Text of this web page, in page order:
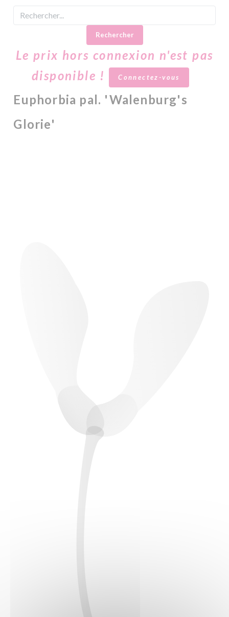
Rechercher
Le prix hors connexion n'est pas
disponible !
Connectez-vous
Euphorbia pal. 'Walenburg's
Glorie'